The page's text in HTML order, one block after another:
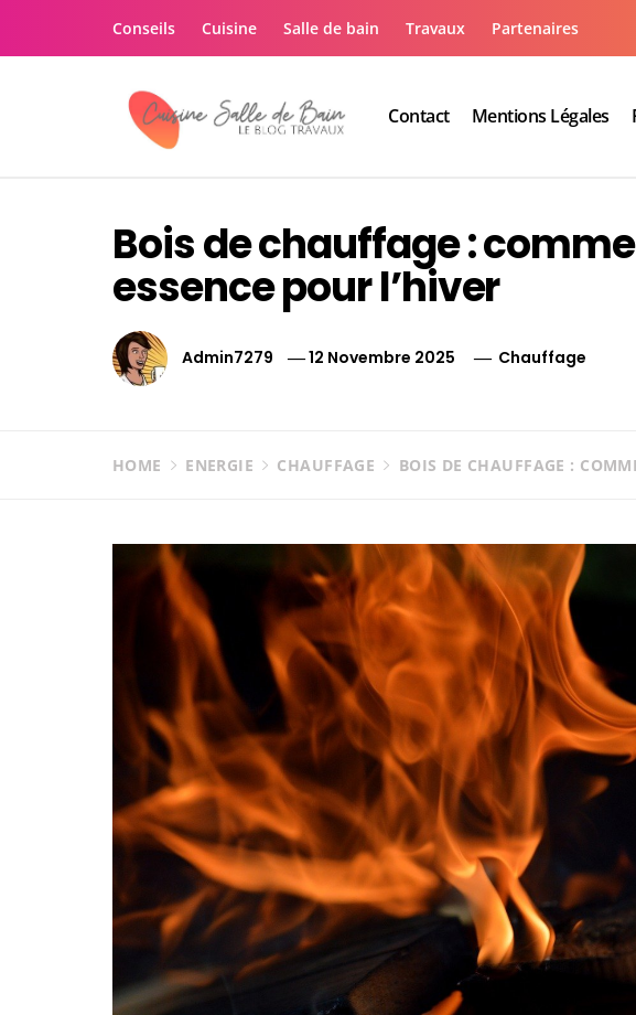
Conseils Cuisine Salle de bain Travaux Partenaires
Contact Mentions Légales
Bois de chauffage :
essence pour l’hiver
Admin7279 12 Novembre 2025 Chauffage
HOME ENERGIE CHAUFFAGE BOIS DE CHAUFFAGE :